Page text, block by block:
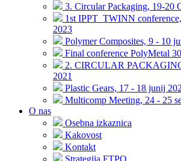
3. Circular Packaging, 19-20
1st IPPT_TWINN
2023
Polymer Composites, 9 - 10
Final conference PolyMetal
2. CIRCULAR
2021
Plastic Gears, 17 - 18 junij
Multicomp Meeting, 24 - 25
O nas
Osebna izkaznica
Kakovost
Kontakt
Strategija FTPO